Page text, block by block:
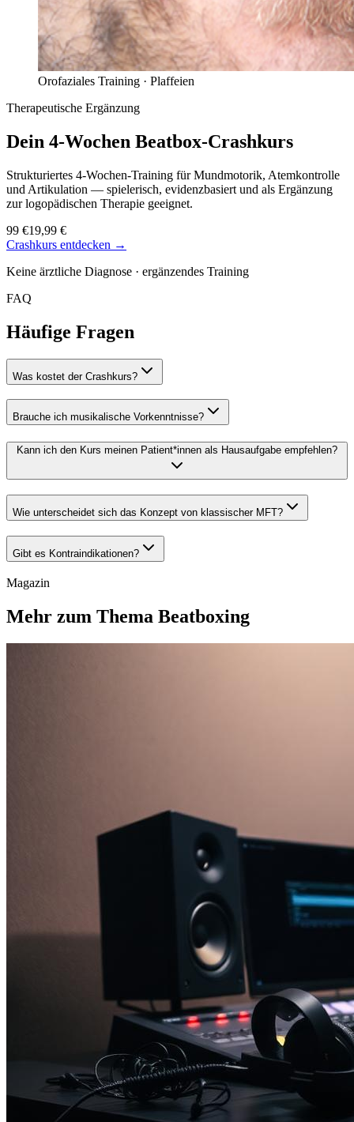
Orofaziales Training · Plaffeien
Therapeutische Ergänzung
Dein 4-Wochen Beatbox-Crashkurs
Strukturiertes 4-Wochen-Training für Mundmotorik, Atemkontrolle
und Artikulation — spielerisch, evidenzbasiert und als Ergänzung
zur logopädischen Therapie geeignet.
99 €19,99 €
Crashkurs entdecken →
Keine ärztliche Diagnose · ergänzendes Training
FAQ
Häufige Fragen
Was kostet der Crashkurs?
Brauche ich musikalische Vorkenntnisse?
Kann ich den Kurs meinen Patient*innen als Hausaufgabe empfehlen?
Wie unterscheidet sich das Konzept von klassischer MFT?
Gibt es Kontraindikationen?
Magazin
Mehr zum Thema Beatboxing